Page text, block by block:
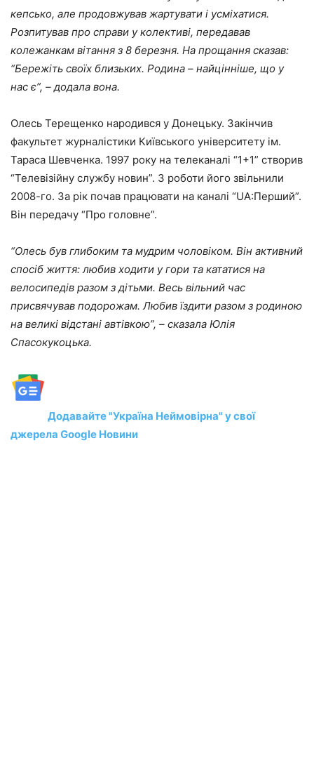
кепсько, але продовжував жартувати і усміхатися.
Розпитував про справи у колективі, передавав
колежанкам вітання з 8 березня. На прощання сказав:
“Бережіть своїх близьких. Родина – найцінніше, що у
нас є”, – додала вона.
Олесь Терещенко народився у Донецьку. Закінчив
факультет журналістики Київського університету ім.
Тараса Шевченка. 1997 року на телеканалі “1+1” створив
“Телевізійну службу новин”. З роботи його звільнили
2008-го. За рік почав працювати на каналі “UA:Перший”.
Він передачу “Про головне”.
“Олесь був глибоким та мудрим чоловіком. Він активний
спосіб життя: любив ходити у гори та кататися на
велосипедів разом з дітьми. Весь вільний час
присвячував подорожам. Любив їздити разом з родиною
на великі відстані автівкою”, – сказала Юлія
Спасокукоцька.
Додавайте "Україна Неймовірна" у свої
джерела Google Новини